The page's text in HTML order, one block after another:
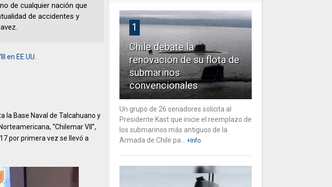
de cualquier nación que
de accidentes y
en EE.UU.
la Base Naval de Talcahuano y
“Chilemar VII”,
por primera vez se llevó a
1
Chile debate la
renovación de su flota de
submarinos
convencionales
Un grupo de 26 senadores solicita al
Presidente Kast que inicie el reemplazo de
los submarinos más antiguos de la
Armada de Chile pa...
+Info